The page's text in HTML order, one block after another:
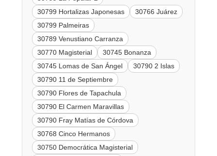
30799 Hortalizas Japonesas
30766 Juárez
30799 Palmeiras
30789 Venustiano Carranza
30770 Magisterial
30745 Bonanza
30745 Lomas de San Ángel
30790 2 Islas
30790 11 de Septiembre
30790 Flores de Tapachula
30790 El Carmen Maravillas
30790 Fray Matías de Córdova
30768 Cinco Hermanos
30750 Democrática Magisterial